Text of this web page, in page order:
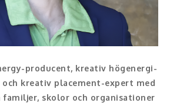
producent, kreativ högenergi-
och kreativ placement-expert med
skolor och organisationer